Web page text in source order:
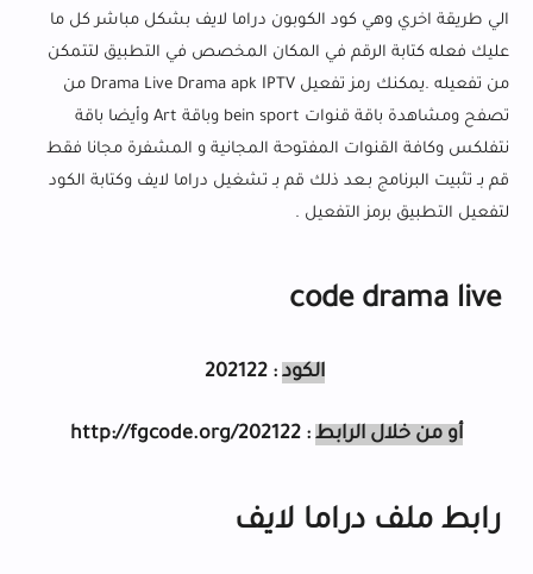
الي طريقة اخري وهي كود الكوبون دراما لايف بشكل مباشر كل ما
عليك فعله كتابة الرقم في المكان المخصص في التطبيق لتتمكن
من تفعيله .يمكنك رمز تفعيل Drama Live Drama apk IPTV من
تصفح ومشاهدة باقة قنوات bein sport وباقة Art وأيضا باقة
نتفلكس وكافة القنوات المفتوحة المجانية و المشفرة مجانا فقط
قم بـ تثبيت البرنامج بـعد ذلك قم بـ تشغيل دراما لايف وكتابة الكود
لتفعيل التطبيق برمز التفعيل .
code drama live
الكود : 202122
أو من خلال الرابط : http://fgcode.org/202122
رابط ملف دراما لايف